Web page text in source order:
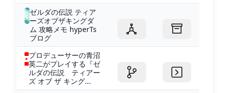
ゼルダの伝説 ティア
ーズオブザキングダ
ム 攻略メモ hyperTs
ブログ
プロデューサーの青沼
英二がプレイする『ゼ
ルダの伝説 ティアー
ズ オブ ザ キング...